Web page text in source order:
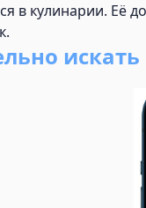
в кулинарии. Её